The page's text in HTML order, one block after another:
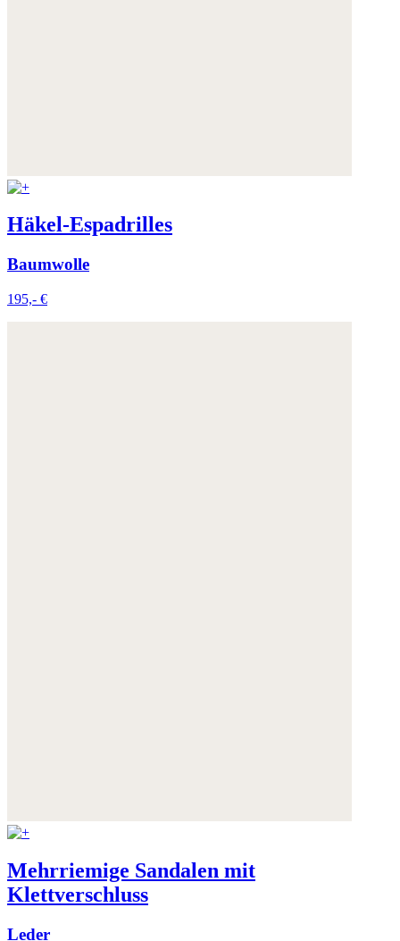
Häkel-Espadrilles
Baumwolle
195,- €
Mehrriemige Sandalen mit
Klettverschluss
Leder